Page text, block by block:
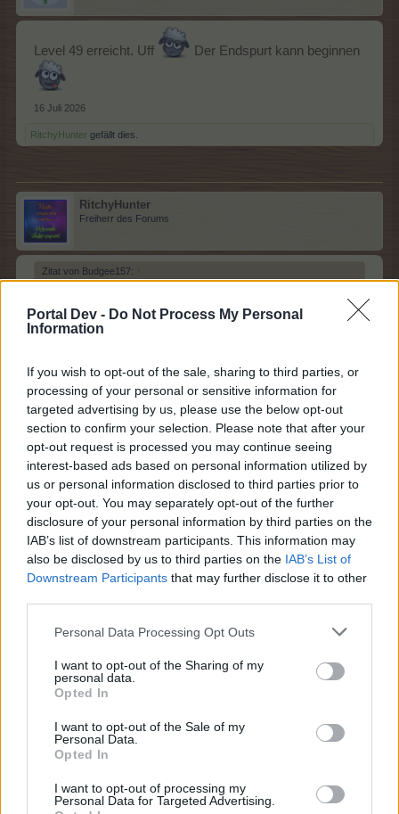
Portal Dev - Do Not Process My Personal
Information
If you wish to opt-out of the sale, sharing to third parties, or
processing of your personal or sensitive information for
targeted advertising by us, please use the below opt-out
section to confirm your selection. Please note that after your
opt-out request is processed you may continue seeing
interest-based ads based on personal information utilized by
us or personal information disclosed to third parties prior to
your opt-out. You may separately opt-out of the further
disclosure of your personal information by third parties on the
IAB’s list of downstream participants. This information may
also be disclosed by us to third parties on the IAB’s List of
Downstream Participants that may further disclose it to other
Personal Data Processing Opt Outs
I want to opt-out of the Sharing of my
personal data.
Opted In
I want to opt-out of the Sale of my
Personal Data.
Opted In
I want to opt-out of processing my
Personal Data for Targeted Advertising.
Level 49 erreicht. Uff Der Endspurt kann beginnen
16 Juli 2026
RitchyHunter gefällt dies.
RitchyHunter
Freiherr des Forums
Zitat von Budgee157: ↑
Level 49 erreicht. Uff Der Endspurt kann beginnen
Glückwunsch zum Lev 49. Wenn du schon soweit
gekommen bist, glaube ich nicht dass bei dir schon der
"Endspurt" beginnt. Es wird ja noch einige Erweiterungen
dort geben. Gibt es doch noch einige Flächen und
Gebäude die auf uns warten. Ich bin auch in Lev 49 und
bin schon gespannt was BP sich einfallen lässt um uns
bei der Stange zu halten.
lg und schönes WE
Ritchy
17 Juli 2026
KloeppelschuhundBudgee157gefällt dies.
Aktiver Autor
Glückwunsch zum Lev 49. Wenn du schon soweit gekommen
bist, glaube ich nicht dass bei dir schon der "Endspurt" beginnt.
noch einige Flächen und Gebäude die auf uns warten. Ich bin
auch in Lev 49 und bin schon gespannt was BP sich einfallen